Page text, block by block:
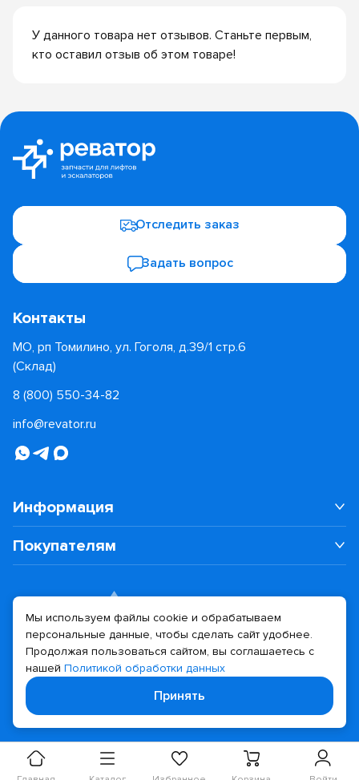
У данного товара нет отзывов. Станьте первым,
кто оставил отзыв об этом товаре!
Отследить заказ
Задать вопрос
Контакты
МО, рп Томилино, ул. Гоголя, д.39/1 стр.6
(Склад)
8 (800) 550-34-82
info@revator.ru
Информация
Покупателям
Политика конфиденциальности
Дизайн сайта Разработка сайта
Мы используем файлы cookie и обрабатываем
персональные данные, чтобы сделать сайт удобнее.
Продолжая пользоваться сайтом, вы соглашаетесь с
нашей Политикой обработки данных
Принять